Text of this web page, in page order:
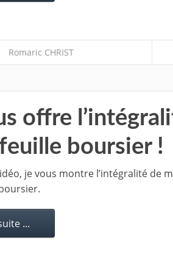
Romaric CHRIST
offre
boursier !
je vous montre l’intégralité de
...